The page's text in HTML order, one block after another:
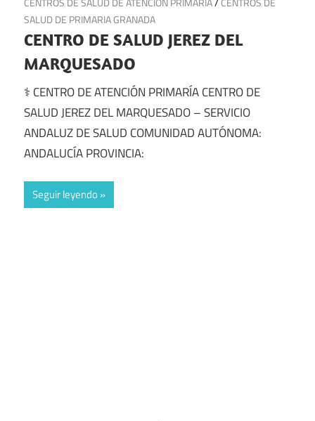
SALUD DE PRIMARIA GRANADA
CENTRO DE SALUD JEREZ DEL
MARQUESADO
⚕️ CENTRO DE ATENCIÓN PRIMARÍA CENTRO DE
SALUD JEREZ DEL MARQUESADO – SERVICIO
ANDALUZ DE SALUD COMUNIDAD AUTÓNOMA:
ANDALUCÍA PROVINCIA:
Seguir leyendo